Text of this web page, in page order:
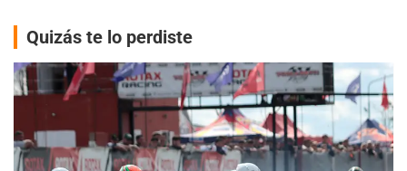
Quizás te lo perdiste